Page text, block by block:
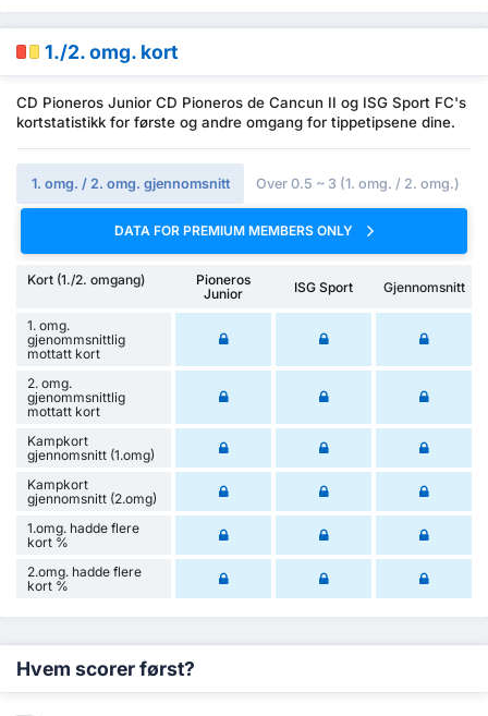
1./2. omg. kort
CD Pioneros Junior CD Pioneros de Cancun II og ISG Sport FC's
kortstatistikk for første og andre omgang for tippetipsene dine.
1. omg. / 2. omg. gjennomsnitt Over 0.5 ~ 3 (1. omg. / 2. omg.)
DATA FOR PREMIUM MEMBERS ONLY
Kort (1./2. omgang)
Pioneros
Junior
ISG Sport Gjennomsnitt
1. omg.
gjenommsnittlig
mottatt kort
2. omg.
gjenommsnittlig
mottatt kort
Kampkort
gjennomsnitt (1.omg)
Kampkort
gjennomsnitt (2.omg)
1.omg. hadde flere
kort %
2.omg. hadde flere
kort %
Hvem scorer først?